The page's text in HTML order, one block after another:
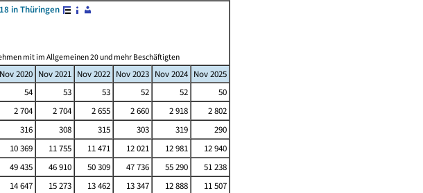
in Thüringen
mit im Allgemeinen 20 und mehr Beschäftigten
Nov 2020 Nov 2021 Nov 2022 Nov 2023 Nov 2024 Nov 2025
54 53 53 52 52
50
2 704 2 704 2 655 2 660 2 918
2 802
316 308 315 303 319
290
10 369 11 755 11 471 12 021 12 981
12 940
49 435 46 910 50 309 47 736 55 290
51 238
14 647 15 273 13 462 13 347 12 888
11 507